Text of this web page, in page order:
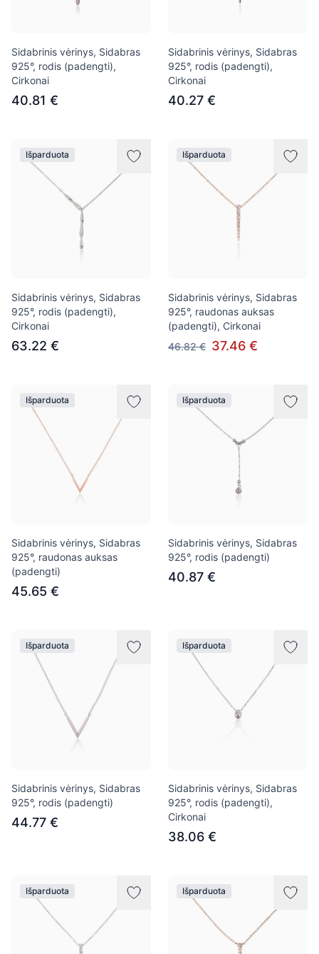
Sidabrinis vėrinys, Sidabras
925°, rodis (padengti),
Cirkonai
40.81 €
Sidabrinis vėrinys, Sidabras
925°, rodis (padengti),
Cirkonai
40.27 €
Išparduota
Sidabrinis vėrinys, Sidabras
925°, rodis (padengti),
Cirkonai
63.22 €
Išparduota
Sidabrinis vėrinys, Sidabras
925°, raudonas auksas
(padengti), Cirkonai
46.82 € 37.46 €
Išparduota
Sidabrinis vėrinys, Sidabras
925°, raudonas auksas
(padengti)
45.65 €
Išparduota
Sidabrinis vėrinys, Sidabras
925°, rodis (padengti)
40.87 €
Išparduota
Sidabrinis vėrinys, Sidabras
925°, rodis (padengti)
44.77 €
Išparduota
Sidabrinis vėrinys, Sidabras
925°, rodis (padengti),
Cirkonai
38.06 €
Išparduota Išparduota